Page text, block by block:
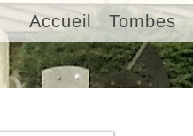
Accueil Tombes